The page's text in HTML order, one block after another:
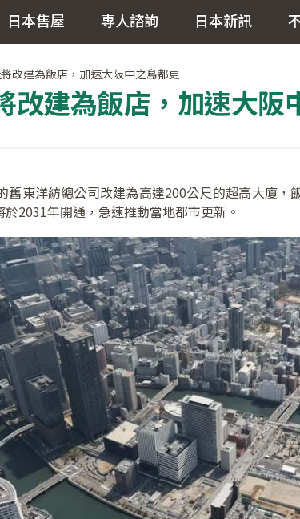
日本售屋 專人諮詢 日本新訊
改建為飯店，加速大阪中之島都更
改建為飯店，加速大阪
舊東洋紡總公司改建為高達200公尺的超高大廈
2031年開通，急速推動當地都市更新。